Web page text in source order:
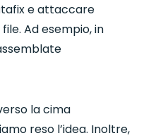
e attaccare
Ad esempio, in
la cima
reso l’idea. Inoltre,